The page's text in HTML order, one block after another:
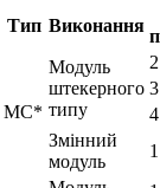
Тип Виконання
MC*
Модуль
штекерного
типу
2
3
4
Змінний
модуль
1